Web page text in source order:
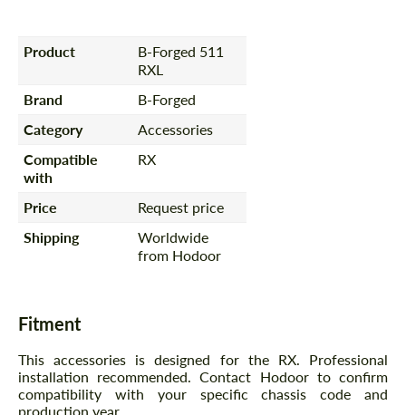
Product
B-Forged 511
RXL
Brand
B-Forged
Category
Accessories
Compatible
with
RX
Price
Request price
Shipping
Worldwide
from Hodoor
Fitment
This accessories is designed for the RX. Professional
installation recommended. Contact Hodoor to confirm
compatibility with your specific chassis code and
production year.